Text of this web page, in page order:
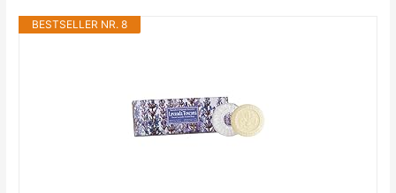
BESTSELLER NR. 8